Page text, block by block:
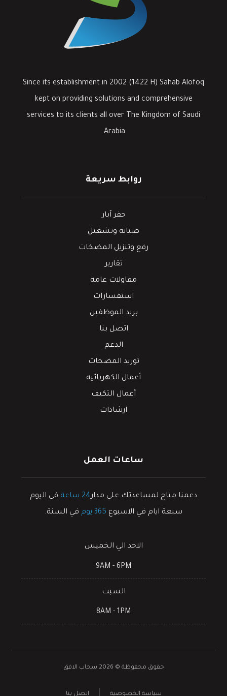
Since its establishment in 2002 (1422 H) Sahab Alofoq
kept on providing solutions and comprehensive
services to its clients all over The Kingdom of Saudi
Arabia.
روابط سريعة
حفر آبار
صيانة وتشغيل
رفع وتنزيل المضخات
تقارير
مقاولات عامة
استفسارات
بريد الموظفين
اتصل بنا
الدعم
توريد المضخات
أعمال الكهربائيه
أعمال التكيف
ارشادات
ساعات العمل
دعمنا متاح لمساعدتك علي مدار24 ساعة
في اليوم
سبعة ايام في الاسبوع 365 يوم في السنة.
الاحد الي الخميس
9AM - 6PM
السبت
8AM - 1PM
حقوق محفوظة © 2026 سحاب الافق
اتصل بنا سياسة الخصوصية